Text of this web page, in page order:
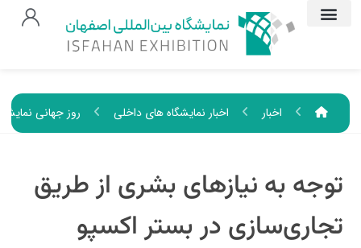
اخبار اخبار نمایشگاه های داخلی روز جهانی
توجه به نیازهای بشری از طریق
تجاری‌سازی در بستر اکسپو